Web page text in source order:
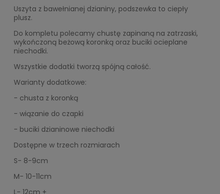
Uszyta z bawełnianej dzianiny, podszewka to ciepły
plusz.
Do kompletu polecamy chustę zapinaną na zatrzaski,
wykończoną beżową koronką oraz buciki ocieplane
niechodki.
Wszystkie dodatki tworzą spójną całość.
Warianty dodatkowe:
- chusta z koronką
- wiązanie do czapki
- buciki dzianinowe niechodki
Dostępne w trzech rozmiarach
S- 8-9cm
M- 10-11cm
L- 12cm +